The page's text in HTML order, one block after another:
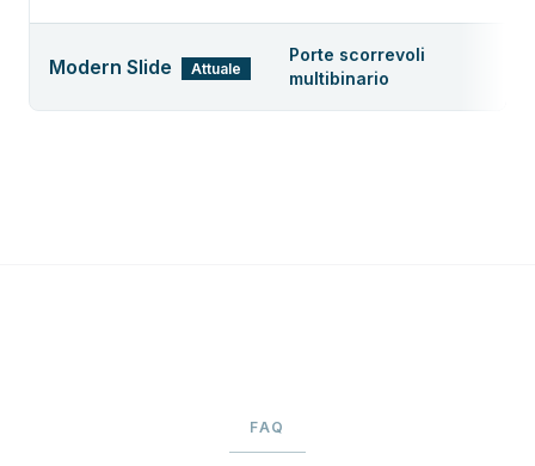
Modern Slide Attuale
Porte scorrevoli
multibinario
FAQ